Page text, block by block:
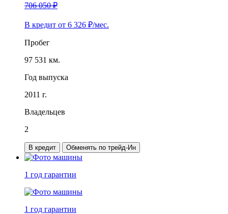
706 050 ₽
В кредит от 6 326 ₽/мес.
Пробег
97 531 км.
Год выпуска
2011 г.
Владельцев
2
В кредит Обменять по трейд-Ин
1 год гарантии
1 год гарантии